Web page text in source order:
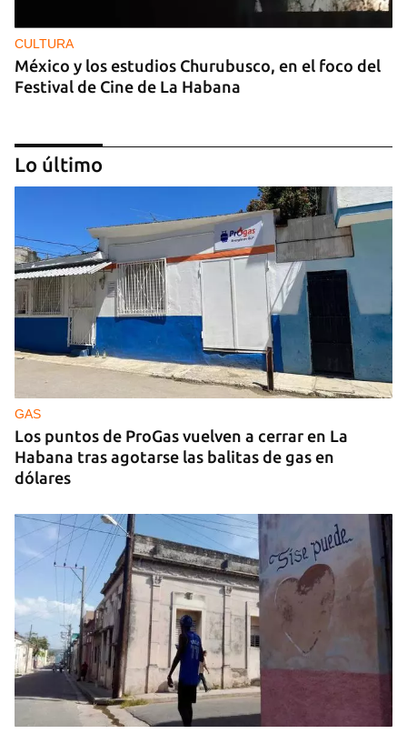
CULTURA
México y los estudios Churubusco, en el foco del
Festival de Cine de La Habana
MÚSICA
Un público enamorado de Celia Cruz desafía la
censura en un homenaje en La Habana
Lo último
GAS
Los puntos de ProGas vuelven a cerrar en La
Habana tras agotarse las balitas de gas en
dólares